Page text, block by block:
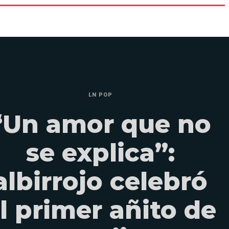
LN POP
amor que no
se explica”:
celebró
primer añito de